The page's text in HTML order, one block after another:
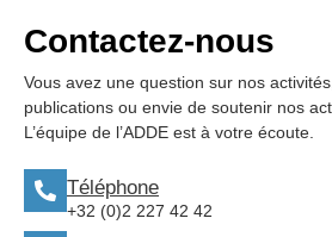
Contactez-nous
Vous avez une question sur nos
publications ou envie de soutenir nos
L’équipe de l’ADDE est à votre écoute.
Téléphone
+32 (0)2 227 42 42